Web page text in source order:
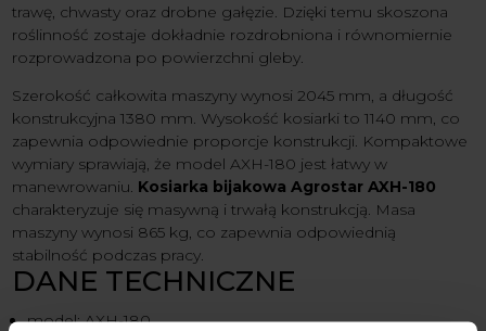
trawę, chwasty oraz drobne gałęzie. Dzięki temu skoszona
roślinność zostaje dokładnie rozdrobniona i równomiernie
rozprowadzona po powierzchni gleby.
Szerokość całkowita maszyny wynosi 2045 mm, a długość
konstrukcyjna 1380 mm. Wysokość kosiarki to 1140 mm, co
zapewnia odpowiednie proporcje konstrukcji. Kompaktowe
wymiary sprawiają, że model AXH-180 jest łatwy w
manewrowaniu. Kosiarka bijakowa Agrostar AXH-180
charakteryzuje się masywną i trwałą konstrukcją. Masa
maszyny wynosi 865 kg, co zapewnia odpowiednią
stabilność podczas pracy.
DANE TECHNICZNE
model: AXH-180